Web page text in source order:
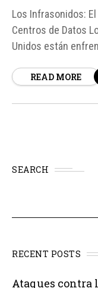
Los Infrasonidos:
Centros de Datos
Unidos están
Además de las
READ MORE
SEARCH
RECENT POSTS
Ataques contra